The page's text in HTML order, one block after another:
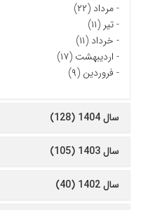
-مرداد (۲۲)
-تیر (۱۱)
- خرداد (۱۱)
- اردیبهشت (۱۷)
- فروردین (۹)
سال 1404 (128)
سال 1403 (105)
سال 1402 (40)